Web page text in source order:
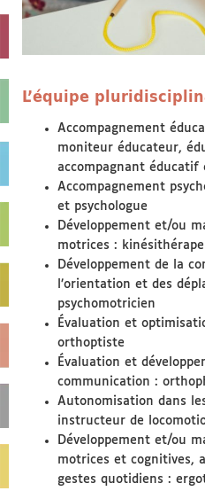
L’équipe
Accompagnement
moniteur éducateur,
accompagnant éducatif
Accompagnement
et psychologue
Développement et/ou
motrices :
Développement de la
l’orientation et des
psychomotricien
Évaluation et
orthoptiste
Évaluation et
communication :
Autonomisation dans
instructeur de
Développement et/ou
motrices et cognitives,
gestes quotidiens :